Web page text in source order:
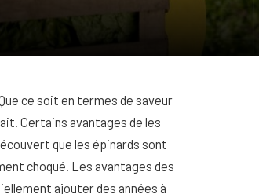
ce soit en termes de saveur
Certains avantages de les
que les épinards sont
choqué. Les avantages des
ajouter des années à